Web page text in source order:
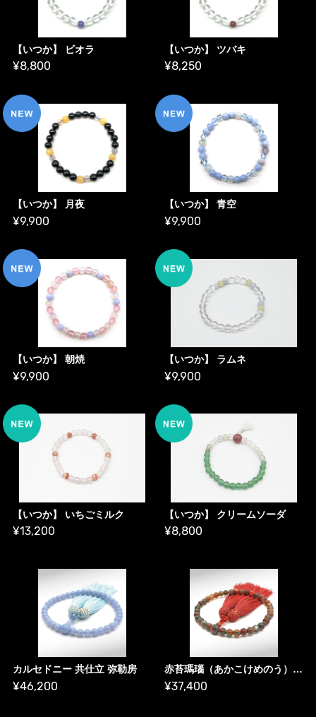
【いつか】 ビオラ
¥8,800
【いつか】 ツバキ
¥8,250
【いつか】 月夜
¥9,900
【いつか】 青空
¥9,900
【いつか】 朝焼
¥9,900
【いつか】 ラムネ
¥9,900
【いつか】 いちごミルク
¥13,200
【いつか】 クリームソーダ
¥8,800
カルセドニー 共仕立 弥勒房
¥46,200
赤苔瑪瑙（あかこけめのう） 共仕立 弥勒房
¥37,400